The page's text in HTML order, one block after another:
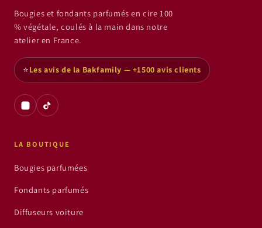
Bougies et fondants parfumés en cire 100
% végétale, coulés à la main dans notre
atelier en France.
⭐Les avis de la Bakfamily — +1500 avis clients
LA BOUTIQUE
Bougies parfumées
Fondants parfumés
Diffuseurs voiture